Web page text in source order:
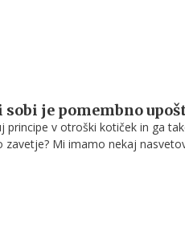
je pomembno
principe v otroški kotiček in ga
zavetje? Mi imamo nekaj